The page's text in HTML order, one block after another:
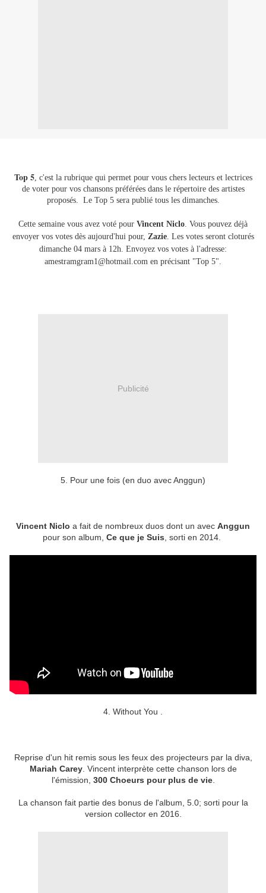
Top 5, c'est la rubrique qui permet pour vous chers lecteurs et lectrices
de voter pour vos chansons préférées dans le répertoire des artistes
proposés. Le Top 5 sera publié tous les dimanches.
Cette semaine vous avez voté pour Vincent Niclo. Vous pouvez déjà
envoyer vos votes dès aujourd'hui pour, Zazie. Les votes seront cloturés
dimanche 04 mars à 12h. Envoyez vos votes à l'adresse:
amestramgram1@hotmail.com en précisant "Top 5".
Publicité
5. Pour une fois (en duo avec Anggun)
Vincent Niclo a fait de nombreux duos dont un avec Anggun
pour son album, Ce que je Suis , sorti en 2014.
4. Without You .
Reprise d'un hit remis sous les feux des projecteurs par la diva,
Mariah Carey. Vincent interprète cette chanson lors de
l'émission, 300 Choeurs pour plus de vie.
La chanson fait partie des bonus de l'album, 5.0; sorti pour la
version collector en 2016.